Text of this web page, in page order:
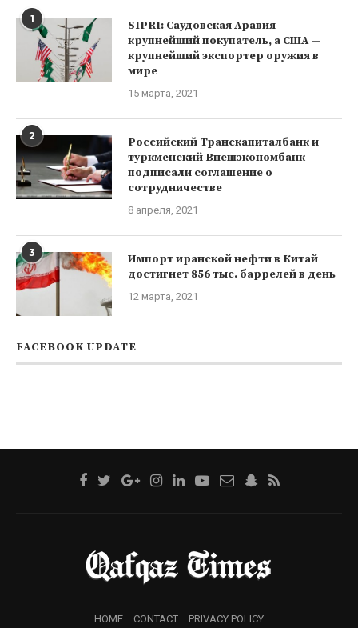
1
SIPRI: Саудовская Аравия —
крупнейший покупатель, а США —
крупнейший экспортер оружия в
мире
15 марта, 2021
2
Российский Транскапиталбанк и
туркменский Внешэкономбанк
подписали соглашение о
сотрудничестве
8 апреля, 2021
3
Импорт иранской нефти в Китай
достигнет 856 тыс. баррелей в день
12 марта, 2021
FACEBOOK UPDATE
HOME CONTACT PRIVACY POLICY